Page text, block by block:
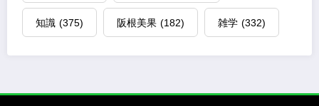
知識 (375) 阪根美果 (182) 雑学 (332)